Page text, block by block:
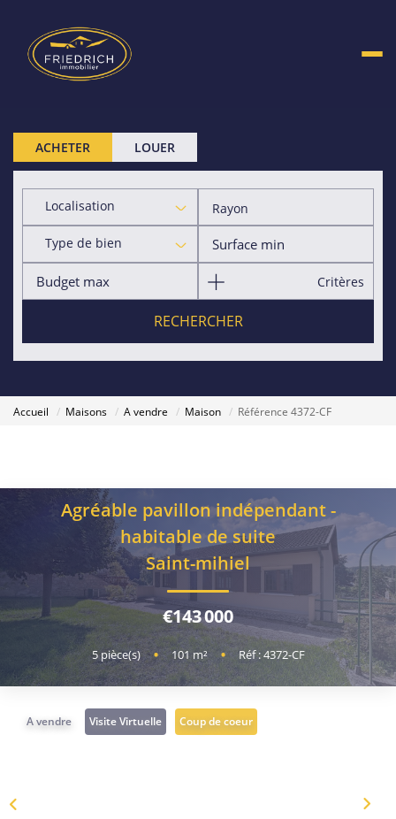
ACHETER LOUER
Localisation Rayon
Type de bien
Critères
RECHERCHER
Accueil Maisons A vendre Maison Référence 4372-CF
Agréable pavillon indépendant -
habitable de suite
Saint-mihiel
€143 000
5pièce(s) • 101 m² • Réf : 4372-CF
A vendre Visite Virtuelle Coup de coeur